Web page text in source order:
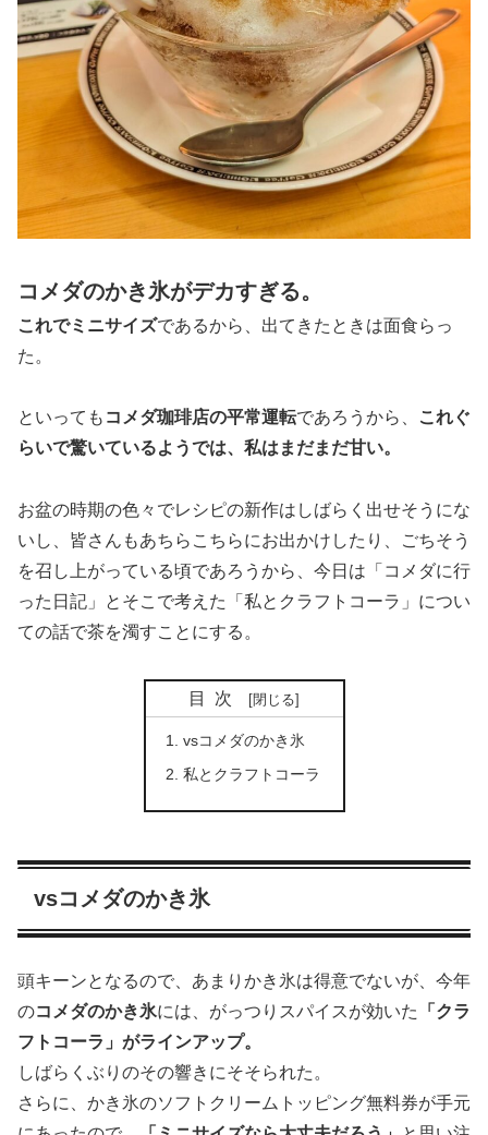
コメダのかき氷がデカすぎる。
これでミニサイズであるから、出てきたときは面食らっ
た。
といっても コメダ珈琲店の平常運転であろうから、
これぐ
らいで驚いているようでは、私はまだまだ甘い。
お盆の時期の色々でレシピの新作はしばらく出せそうにな
いし、皆さんもあちらこちらにお出かけしたり、ごちそう
を召し上がっている頃であろうから、今日は「コメダに行
った日記」とそこで考えた「私とクラフトコーラ」につい
ての話で茶を濁すことにする。
目次
vsコメダのかき氷
私とクラフトコーラ
vsコメダのかき氷
頭キーンとなるので、あまりかき氷は得意でないが、今年
のコメダのかき氷には、がっつりスパイスが効いた
「クラ
フトコーラ」がラインアップ。
しばらくぶりのその響きにそそられた。
さらに、かき氷のソフトクリームトッピング無料券が手元